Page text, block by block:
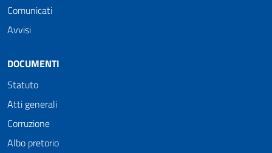
Comunicati
Avvisi
DOCUMENTI
Statuto
Atti generali
Corruzione
Albo pretorio